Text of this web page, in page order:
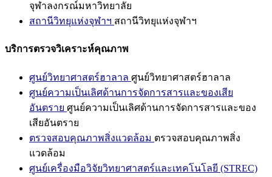
จุฬาลงกรณ์มหาวิทยาลัย
สถานีวิทยุแห่งจุฬาฯ สถานีวิทยุแห่งจุฬาฯ
บริการตรวจวิเคราะห์คุณภาพ
ศูนย์วิทยาศาสตร์ฮาลาล ศูนย์วิทยาศาสตร์ฮาลาล
ศูนย์ความเป็นเลิศด้านการจัดการสารและของเสีย
อันตราย ศูนย์ความเป็นเลิศด้านการจัดการสารและของ
เสียอันตราย
ตรวจสอบคุณภาพสิ่งแวดล้อม ตรวจสอบคุณภาพสิ่ง
แวดล้อม
ศูนย์เครื่องมือวิจัยวิทยาศาสตร์และเทคโนโลยี (STREC)